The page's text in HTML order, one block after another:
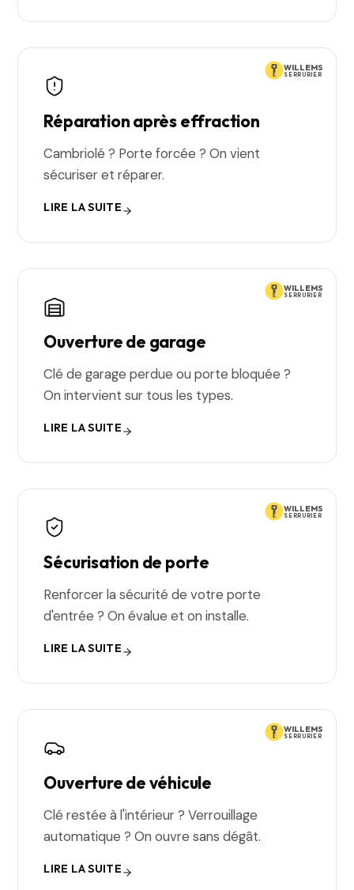
WILLEMS
SERRURIER
Réparation après effraction
Cambriolé ? Porte forcée ? On vient
sécuriser et réparer.
LIRE LA SUITE
WILLEMS
SERRURIER
Ouverture de garage
Clé de garage perdue ou porte bloquée ?
On intervient sur tous les types.
LIRE LA SUITE
WILLEMS
SERRURIER
Sécurisation de porte
Renforcer la sécurité de votre porte
d'entrée ? On évalue et on installe.
LIRE LA SUITE
WILLEMS
SERRURIER
Ouverture de véhicule
Clé restée à l'intérieur ? Verrouillage
automatique ? On ouvre sans dégât.
LIRE LA SUITE